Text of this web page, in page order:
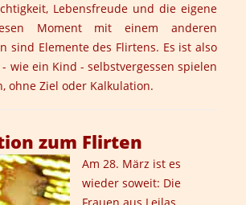
Lebensfreude und die eigene
Moment mit einem anderen
sind Elemente des Flirtens. Es ist also
wie ein Kind - selbstvergessen spielen
ohne Ziel oder Kalkulation.
zum Flirten
Am 28. März ist es
wieder soweit: Die